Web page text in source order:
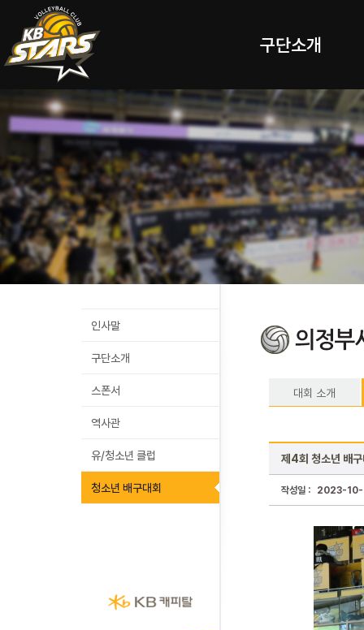
구단소개
인사말
구단소개
스폰서
역사관
유/청소년 클럽
청소년 배구대회
대회 소개
제4회 청소년 배
작성일 : 2023-